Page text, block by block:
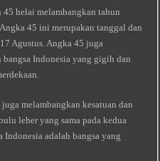
helai melambangkan tahun
45 ini merupakan tanggal dan
Agustus. Angka 45 juga
bangsa Indonesia yang gigih dan
melambangkan kesatuan dan
leher yang sama pada kedua
Indonesia adalah bangsa yang